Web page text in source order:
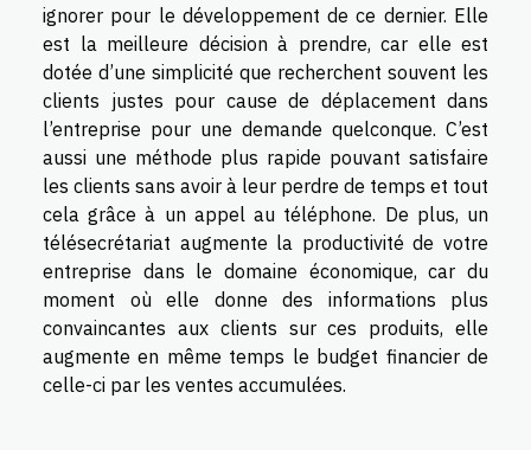
ignorer pour le développement de ce dernier. Elle
est la meilleure décision à prendre, car elle est
dotée d’une simplicité que recherchent souvent les
clients justes pour cause de déplacement dans
l’entreprise pour une demande quelconque. C’est
aussi une méthode plus rapide pouvant satisfaire
les clients sans avoir à leur perdre de temps et tout
cela grâce à un appel au téléphone. De plus, un
télésecrétariat augmente la productivité de votre
entreprise dans le domaine économique, car du
moment où elle donne des informations plus
convaincantes aux clients sur ces produits, elle
augmente en même temps le budget financier de
celle-ci par les ventes accumulées.